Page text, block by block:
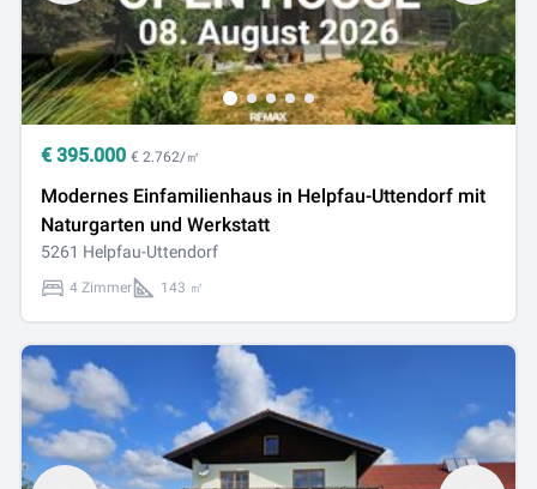
€ 395.000 € 2.762/㎡
Modernes Einfamilienhaus in Helpfau-Uttendorf mit
Naturgarten und Werkstatt
5261 Helpfau-Uttendorf
4 Zimmer 143 ㎡